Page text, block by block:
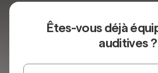
Êtes-vous déjà
auditives ?